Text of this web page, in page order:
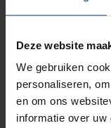
Deze website
We gebruiken
personaliseren,
en om ons
informatie over
Branche
Cleanrooms,
klinieken,
Breedte
Branches
Solutions
RVS
Medische
Metro
Zarges
Klantcases
Vacatures